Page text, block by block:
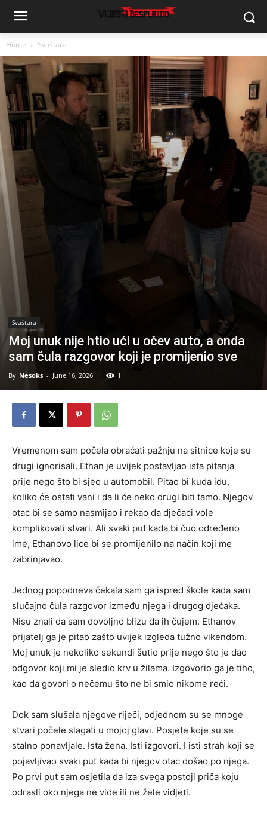
Home Svaštara
Svaštara
Moj unuk nije htio ući u očev auto, a onda
sam čula razgovor koji je promijenio sve
By Nesoks - June 16, 2026 1
Vremenom sam počela obraćati pažnju na sitnice koje su
drugi ignorisali. Ethan je uvijek postavljao ista pitanja
prije nego što bi sjeo u automobil. Pitao bi kuda idu,
koliko će ostati vani i da li će neko drugi biti tamo. Njegov
otac bi se samo nasmijao i rekao da dječaci vole
komplikovati stvari. Ali svaki put kada bi čuo određeno
ime, Ethanovo lice bi se promijenilo na način koji me
zabrinjavao.
Jednog popodneva čekala sam ga ispred škole kada sam
slučajno čula razgovor između njega i drugog dječaka.
Nisu znali da sam dovoljno blizu da ih čujem. Ethanov
prijatelj ga je pitao zašto uvijek izgleda tužno vikendom.
Moj unuk je nekoliko sekundi šutio prije nego što je dao
odgovor koji mi je sledio krv u žilama. Izgovorio ga je tiho,
kao da govori o nečemu što ne bi smio nikome reći.
Dok sam slušala njegove riječi, odjednom su se mnoge
stvari počele slagati u mojoj glavi. Posjete koje su se
stalno ponavljale. Ista žena. Isti izgovori. I isti strah koji se
pojavljivao svaki put kada bi njegov otac došao po njega.
Po prvi put sam osjetila da iza svega postoji priča koju
odrasli oko njega ne vide ili ne žele vidjeti.